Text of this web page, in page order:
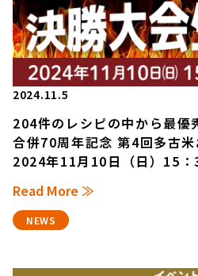
2024.11.5
204件のレシピの中から最優
合併70周年記念 第4回多古
2024年11月10日（日）15
Read More ≫
NEWS